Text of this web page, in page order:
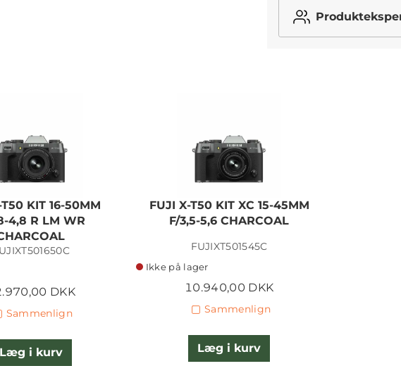
KIT 16-50MM
4,8 R LM WR
DKK
Sammenlign
Læg i kurv
FUJI X-T50 KIT XC 15-45MM
F/3,5-5,6 CHARCOAL
FUJIXT501545C
Ikke på lager
10.940,00 DKK
Sammenlign
Læg i kurv